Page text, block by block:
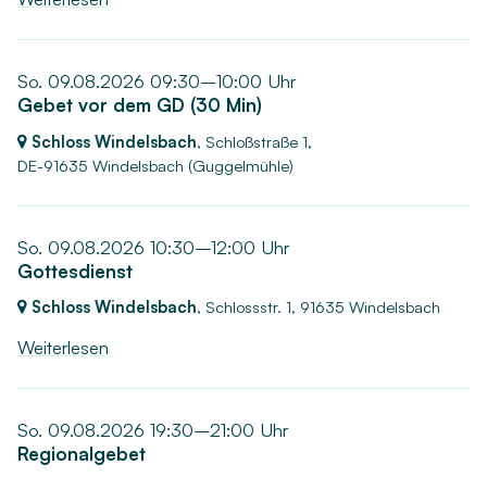
So. 09.08.2026 09:30–10:00 Uhr
Gebet vor dem GD (30 Min)
Schloss Windelsbach, Schloßstraße 1,
DE-91635 Windelsbach (Guggelmühle)
So. 09.08.2026 10:30–12:00 Uhr
Gottesdienst
Schloss Windelsbach, Schlossstr. 1, 91635 Windelsbach
Weiterlesen
So. 09.08.2026 19:30–21:00 Uhr
Regionalgebet